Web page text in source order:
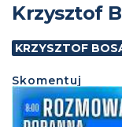
Krzysztof
KRZYSZTOF
Skomentuj